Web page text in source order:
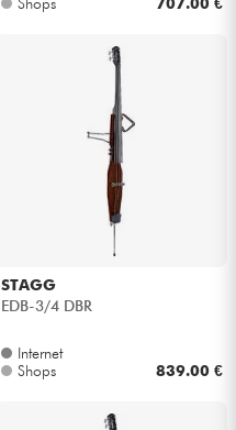
Shops
707.00 €
STAGG
EDB-3/4 DBR
Internet
Shops
839.00 €